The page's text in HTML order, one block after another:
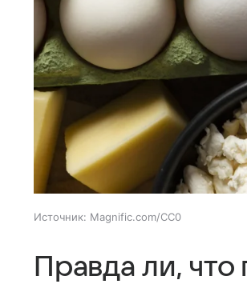
Источник: Magnific.com/CC0
Правда ли,